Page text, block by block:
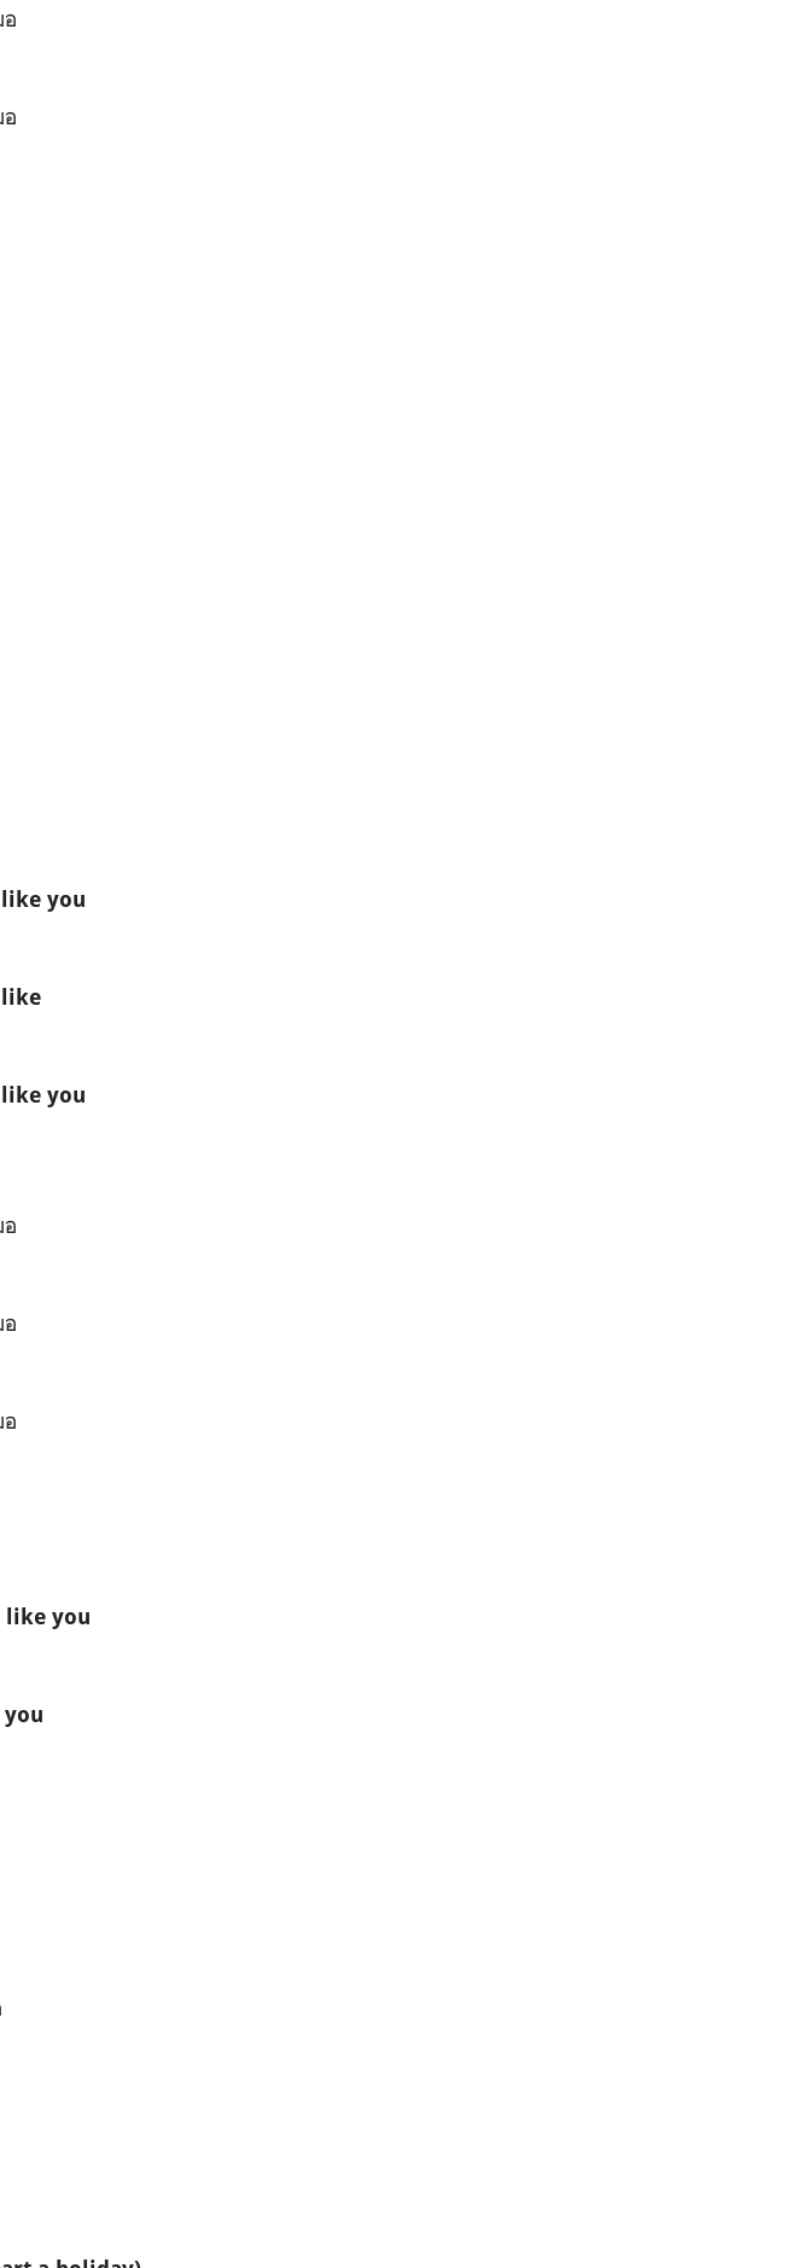
you
like
you
like you